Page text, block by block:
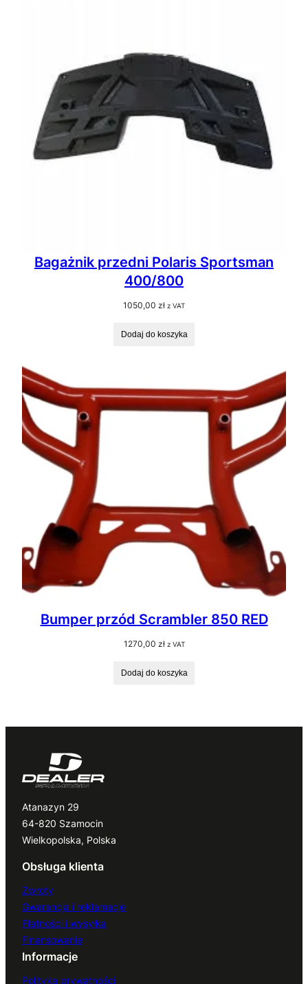
Bagażnik przedni Polaris Sportsman
400/800
1050,00 zł z VAT
Dodaj do koszyka
Bumper przód Scrambler 850 RED
1270,00 zł z VAT
Dodaj do koszyka
Atanazyn 29
64-820 Szamocin
Wielkopolska, Polska
Obsługa klienta
Zwroty
Gwarancja i reklamacje
Płatności i wysyłka
Finansowanie
Informacje
Polityka prywatności